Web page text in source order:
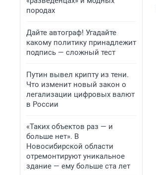
породах
Дайте автограф! Угадайте
какому политику принадлежит
подпись — сложный тест
Путин вывел крипту из тени.
Что изменит новый закон о
легализации цифровых валют
в России
«Таких объектов раз — и
больше нет». В
Новосибирской области
отремонтируют уникальное
здание — ему больше ста лет